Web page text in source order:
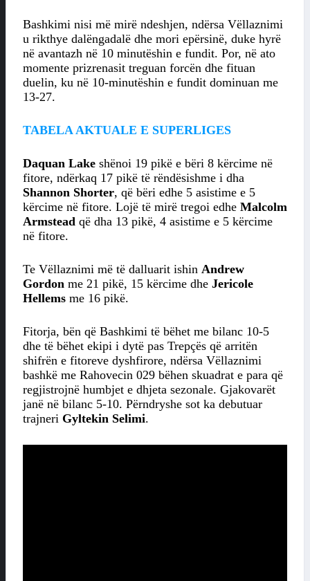
Bashkimi nisi më mirë ndeshjen, ndërsa Vëllaznimi
u rikthye dalëngadalë dhe mori epërsinë, duke hyrë
në avantazh në 10 minutëshin e fundit. Por, në ato
momente prizrenasit treguan forcën dhe fituan
duelin, ku në 10-minutëshin e fundit dominuan me
13-27.
TABELA AKTUALE E SUPERLIGES
Daquan Lake shënoi 19 pikë e bëri 8 kërcime në
fitore, ndërkaq 17 pikë të rëndësishme i dha
Shannon Shorter, që bëri edhe 5 asistime e 5
kërcime në fitore. Lojë të mirë tregoi edhe Malcolm
Armstead që dha 13 pikë, 4 asistime e 5 kërcime
në fitore.
Te Vëllaznimi më të dalluarit ishin Andrew
Gordon me 21 pikë, 15 kërcime dhe Jericole
Hellems me 16 pikë.
Fitorja, bën që Bashkimi të bëhet me bilanc 10-5
dhe të bëhet ekipi i dytë pas Trepçës që arritën
shifrën e fitoreve dyshfirore, ndërsa Vëllaznimi
bashkë me Rahovecin 029 bëhen skuadrat e para që
regjistrojnë humbjet e dhjeta sezonale. Gjakovarët
janë në bilanc 5-10. Përndryshe sot ka debutuar
trajneri Gyltekin Selimi.